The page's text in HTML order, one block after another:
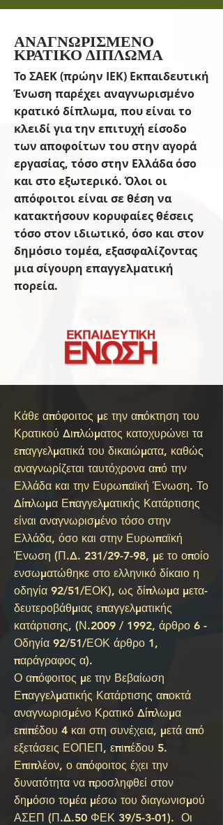
ΑΝΑΓΝΩΡΙΣΜΕΝΟ
ΚΡΑΤΙΚΟ ΔΙΠΛΩΜΑ
Το ΣΑΕΚ (πρώην ΙΕΚ) Εκπαιδευτική
Ένωση παρέχει αναγνωρισμένο
κρατικό δίπλωμα, που είναι το
κλειδί για την επιτυχή είσοδο
των αποφοίτων του στην αγορά
εργασίας, τόσο στην Ελλάδα όσο
και στο εξωτερικό. Όλοι οι
απόφοιτοι είναι σε θέση να
κατακτήσουν κορυφαίες θέσεις
τόσο στον ιδιωτικό, όσο και στον
δημόσιο τομέα, εξασφαλίζοντας
μια σίγουρη επαγγελματική
πορεία.
Κάθε απόφοιτος με την απόκτηση του
Κρατικού Διπλώματος κατοχυρώνει τα
επαγγελματικά του δικαιώματα, καθώς
αναγνωρίζεται ταυτόχρονα από την
Ελλάδα και την Ευρωπαϊκή Ένωση. Το
Δίπλωμα Επαγγελματικής Κατάρτισης
είναι αναγνωρισμένο τόσο στην
Ελλάδα, όσο και στην Ευρωπαϊκή
Ένωση (Π.Δ. 231/29-7-98, με το οποίο
ενσωματώθηκε στο ελληνικό δίκαιο η
οδηγία 92/51/ΕΟΚ), ως δίπλωμα μετα-
δευτεροβάθμιας επαγγελματικής
κατάρτισης, (Ν.2009 / 1992, άρθρο 6 -
Οδηγία 92/51/ΕΟΚ άρθρο 1,
παράγραφος α).
Ο απόφοιτος με την Βεβαίωση
Επαγγελματικής Κατάρτισης αποκτά
αναγνωρισμένο Κρατικό Δίπλωμα
επιπέδου 4 και στη συνέχεια, μετά από
εξετάσεις ΕΟΠΕΠ, επιπέδου 5.
Επιπλέον, ο απόφοιτος έχει την
δυνατότητα να προσληφθεί στον
δημόσιο τομέα μέσω του διαγωνισμού
ΑΣΕΠ (Π.Δ.50 ΦΕΚ 39/5-3-01). Οι